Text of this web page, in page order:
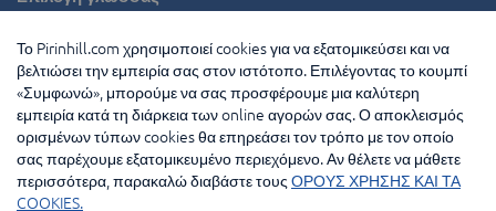
Ρουμανία
Βουλγαρία
Ολλανδία
Γαλλία
Το Pirinhill.com χρησιμοποιεί cookies για να εξατομικεύσει και να
βελτιώσει την εμπειρία σας στον ιστότοπο. Επιλέγοντας το κουμπί
«Συμφωνώ», μπορούμε να σας προσφέρουμε μια καλύτερη
εμπειρία κατά τη διάρκεια των online αγορών σας. Ο αποκλεισμός
ορισμένων τύπων cookies θα επηρεάσει τον τρόπο με τον οποίο
σας παρέχουμε εξατομικευμένο περιεχόμενο. Αν θέλετε να μάθετε
περισσότερα, παρακαλώ διαβάστε τους ΟΡΟΥΣ ΧΡΗΣΗΣ ΚΑΙ ΤΑ
COOKIES.